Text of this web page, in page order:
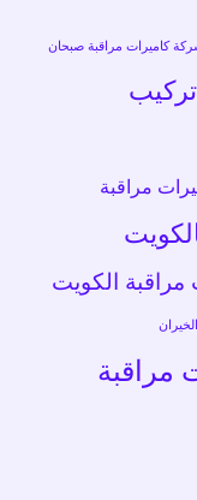
كاميرات مراقبة صبحان
مراقبة
الكويت
مراقبة